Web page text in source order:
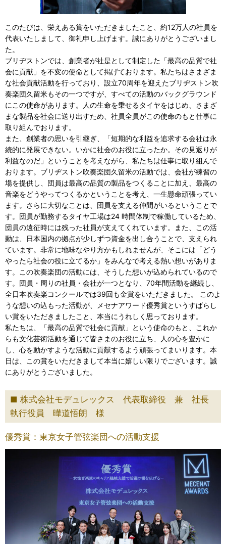
このたびは、栄えある賞をいただきましたこと、約12万人の社員を
代表いたしまして、御礼申し上げます。誠にありがとうございまし
た。
ブリヂストンでは、創業者が社是として制定した「最高の品質で社
会に貢献」を不変の使命として掲げております。私たちはさまざま
な社会貢献活動を行っており、設立70周年を迎えたブリヂストン吹
奏楽団久留米もその一つですが、すべての活動のバックグラウンド
にこの使命があります。人の生命を乗せるタイヤをはじめ、さまざ
まな製品を社会に送り出すため、社員全員がこの使命のもと仕事に
取り組んでおります。
また、創業者の思いを引継ぎ、「短期的な利益を追求する会社は永
続的に発展できない。いかに社会のお役に立ったか。その見返りが
利益なのだ」ということを考えながら、私たちは仕事に取り組んで
おります。ブリヂストン吹奏楽団久留米の活動では、会社が練習の
場を提供し、団員は最高の品質の製品をつくることに加え、最高の
音楽をどうやってつくるかということを考え、一生懸命頑張ってい
ます。さらに大切なことは、団員を支える仲間がいるということで
す。団員が勤務するタイヤ工場は24 時間体制で稼働しているため、
団員の遠征時には残った社員が支えてくれています。また、この活
動は、日本国内の拠点が少しずつ資金を出し合うことで、支えられ
ています。非常に地味なやり方かもしれませんが、そこには「どう
やったら社会の役に立てるか」をみんなで考える熱い想いがありま
す。この吹奏楽団の活動には、そうした想いが込められているので
す。団員・周りの社員・会社が一つとなり、70年間活動を継続し、
全日本吹奏楽コンクールでは39回も金賞をいただきました。 このよ
うな想いの込もった活動が、メセナアワード優秀賞というすばらし
い賞をいただきましたこと、本当にうれしく思っております。
私たちは、「最高の品質で社会に貢献」という使命のもと、これか
らも文化芸術活動を通じて皆さまのお役に立ち、人の心を豊かに
し、心を動かすような活動に貢献するよう頑張ってまいります。本
日は、この賞をいただきまして本当に嬉しい限りでございます。誠
にありがとうございました。
株式会社モデュレックス 代表取締役 兼 社長
執行役員 曄道悟朗 様
優秀賞：東京女子管弦楽団への活動支援